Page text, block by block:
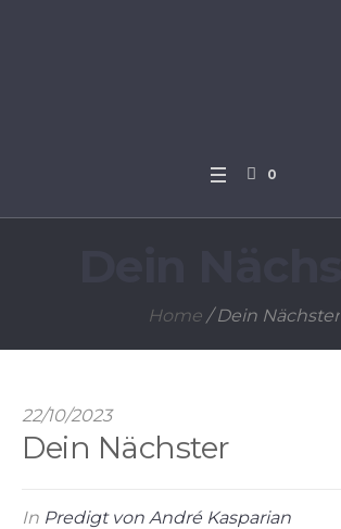
0
Home /Dein Nächster
22/10/2023
Dein Nächster
In Predigt von André Kasparian